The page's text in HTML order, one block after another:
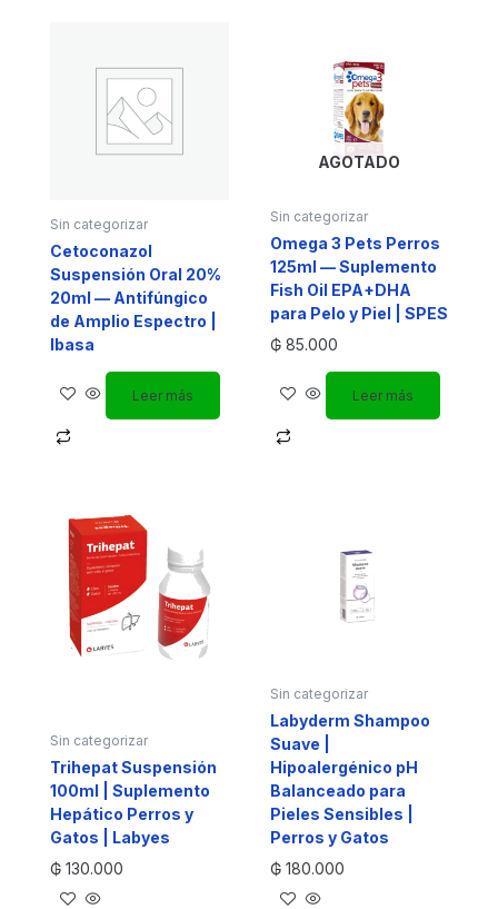
Sin categorizar
Cetoconazol
Suspensión Oral 20%
20ml — Antifúngico
de Amplio Espectro |
Ibasa
Leer más
AGOTADO
Sin categorizar
Omega 3 Pets Perros
125ml — Suplemento
Fish Oil EPA+DHA
para Pelo y Piel | SPES
₲85.000
Leer más
Sin categorizar
Trihepat Suspensión
100ml | Suplemento
Hepático Perros y
Gatos | Labyes
₲ 130.000
Sin categorizar
Labyderm Shampoo
Suave |
Hipoalergénico pH
Balanceado para
Pieles Sensibles |
Perros y Gatos
₲180.000